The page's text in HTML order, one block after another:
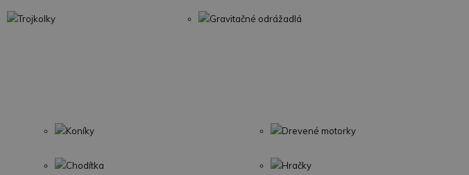
Trojkolky Gravitačné odrážadlá
Koníky Drevené motorky
Chodítka Hračky